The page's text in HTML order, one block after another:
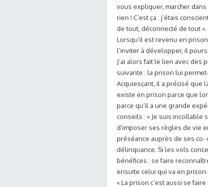
vous expliquer, marcher dans
rien ! C’est ça : j’étais
de tout, déconnecté de tout ».
Lorsqu’il est revenu en
l’inviter à développer, il
J’ai alors fait le lien avec
suivante : la prison lui
Acquiesçant, il a précisé que
existe en prison parce que
parce qu’il a une grande
conseils : « Je suis incollable
d’imposer ses règles de vie
préséance auprès de ses co-
délinquance. Si les vols
bénéfices : se faire
ensuite celui qui va en prison :
« La prison c’est aussi se